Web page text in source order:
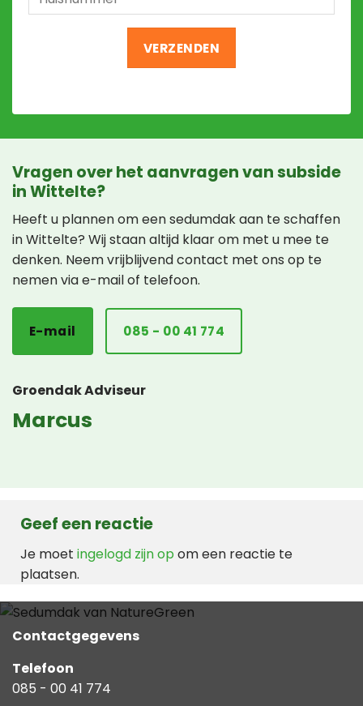
Vragen over het aanvragen van subside
in Wittelte?
Heeft u plannen om een sedumdak aan te schaffen
in Wittelte? Wij staan altijd klaar om met u mee te
denken. Neem vrijblijvend contact met ons op te
nemen via e-mail of telefoon.
E-mail 085 - 00 41 774
Groendak Adviseur
Marcus
Geef een reactie
Je moet ingelogd zijn op om een reactie te
plaatsen.
Contactgegevens
Telefoon
085 - 00 41 774